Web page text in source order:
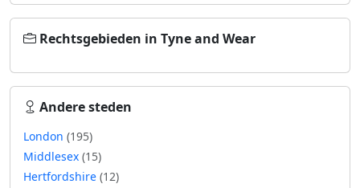
Rechtsgebieden in Tyne and Wear
Andere steden
London (195)
Middlesex (15)
Hertfordshire (12)